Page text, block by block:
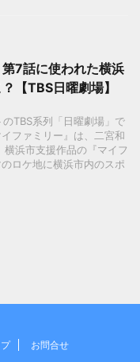
第7話に使われた横浜
【TBS日曜劇場】
TBS系列「日曜劇場」で
ファミリー』は、二宮和
浜市支援作品の『マイフ
ロケ地に横浜市内のスポ
お問合せ